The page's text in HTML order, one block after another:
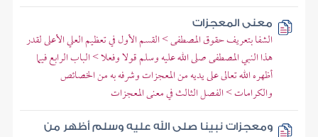
معنى المعجزات
الشفا بتعريف حقوق المصطفى > القسم الأول في تعظيم العلي الأعلى لقدر
هذا النبي المصطفى صلى الله عليه وسلم قولا وفعلا > الباب الرابع فيما
أظهره الله تعالى على يديه من المعجزات وشرفه به من الخصائص
والكرامات > الفصل الثالث في معنى المعجزات
ومعجزات نبينا صلى الله عليه وسلم أظهر من